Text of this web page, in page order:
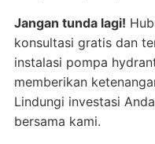
Jangan tunda lagi!
konsultasi gratis dan
instalasi pompa
memberikan
Lindungi investasi
bersama kami.